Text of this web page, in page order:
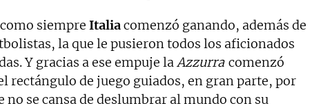
siempre Italiacomenzó ganando, además de
la que le pusieron todos los aficionados
Y gracias a ese empuje laAzzurra comenzó
rectángulo de juego guiados, en gran parte, por
no se cansa de deslumbrar al mundo con su